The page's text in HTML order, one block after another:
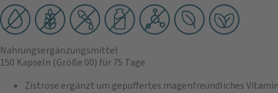
Nahrungsergänzungsmittel
150 Kapseln (Größe 00) für 75 Tage
Zistrose ergänzt um gepuffertes magenfreundliches